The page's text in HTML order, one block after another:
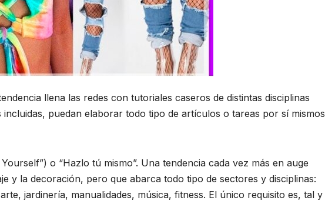
llena las redes con tutoriales caseros de distintas disciplinas
puedan elaborar todo tipo de artículos o tareas por sí mismos
o “Hazlo tú mismo”. Una tendencia cada vez más en auge
y la decoración, pero que abarca todo tipo de sectores y disciplinas:
jardinería, manualidades, música, fitness. El único requisito es, tal y